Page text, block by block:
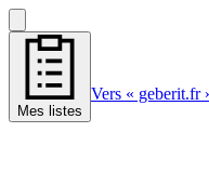
Mes listes
Vers « geberit.fr